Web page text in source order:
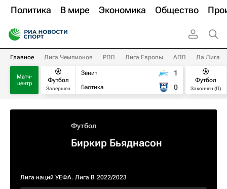
Политика В мире Экономика Общество
Главное Лига Чемпионов РПЛ Лига Европы АПЛ Ла Лига
Матч-
центр
Футбол
Завершен
Зенит
Балтика
1
0
Футбол
Закончен (П)
Футбол
Биркир Бьяднасон
Лига наций УЕФА. Лига B 2022/2023